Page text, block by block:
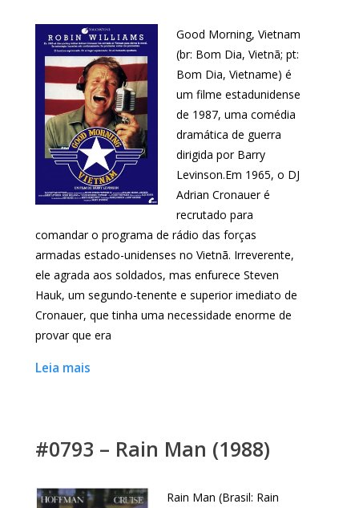
Good Morning, Vietnam
(br: Bom Dia, Vietnã; pt:
Bom Dia, Vietname) é
um filme estadunidense
de 1987, uma comédia
dramática de guerra
dirigida por Barry
Levinson.Em 1965, o DJ
Adrian Cronauer é
recrutado para
comandar o programa de rádio das forças
armadas estado-unidenses no Vietnã. Irreverente,
ele agrada aos soldados, mas enfurece Steven
Hauk, um segundo-tenente e superior imediato de
Cronauer, que tinha uma necessidade enorme de
provar que era
Leia mais
#0793 – Rain Man (1988)
Rain Man (Brasil: Rain